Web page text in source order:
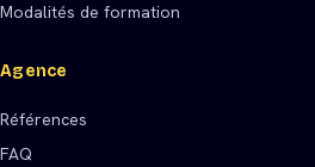
Modalités de formation
Agence
Références
FAQ